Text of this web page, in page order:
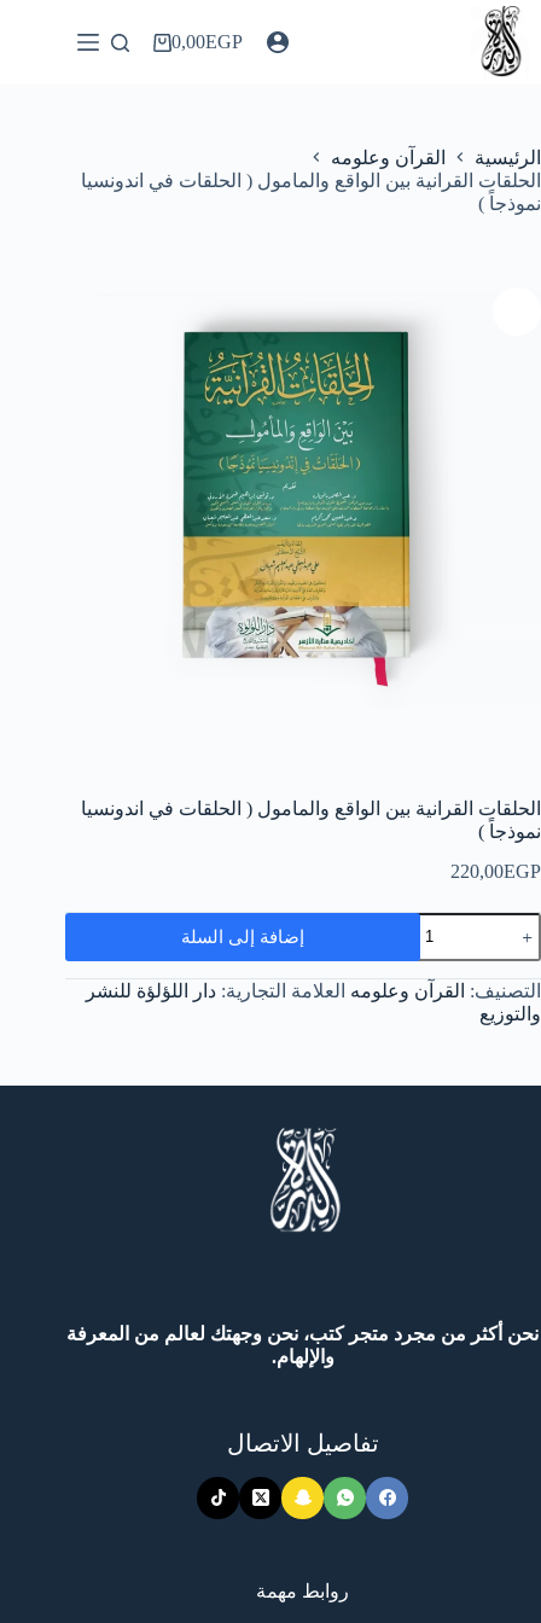
التجاوز
المحتوى
عربة0,00EGP
الرئيسية
القرآن وعلومه
الحلقات القرانية بين الواقع والمامول ( الحلقات في اندونسيا
نموذجاً )
الحلقات القرانية بين الواقع والمامول ( الحلقات في اندونسيا
نموذجاً )
220,00EGP
كمية
الحلقات
القرانية
بين
الواقع
والمامول
إضافة إلى السلة
التصنيف: القرآن وعلومه العلامة التجارية: دار اللؤلؤة للنشر
والتوزيع
نحن أكثر من مجرد متجر كتب، نحن وجهتك لعالم من المعرفة
والإلهام.
تفاصيل الاتصال
روابط مهمة